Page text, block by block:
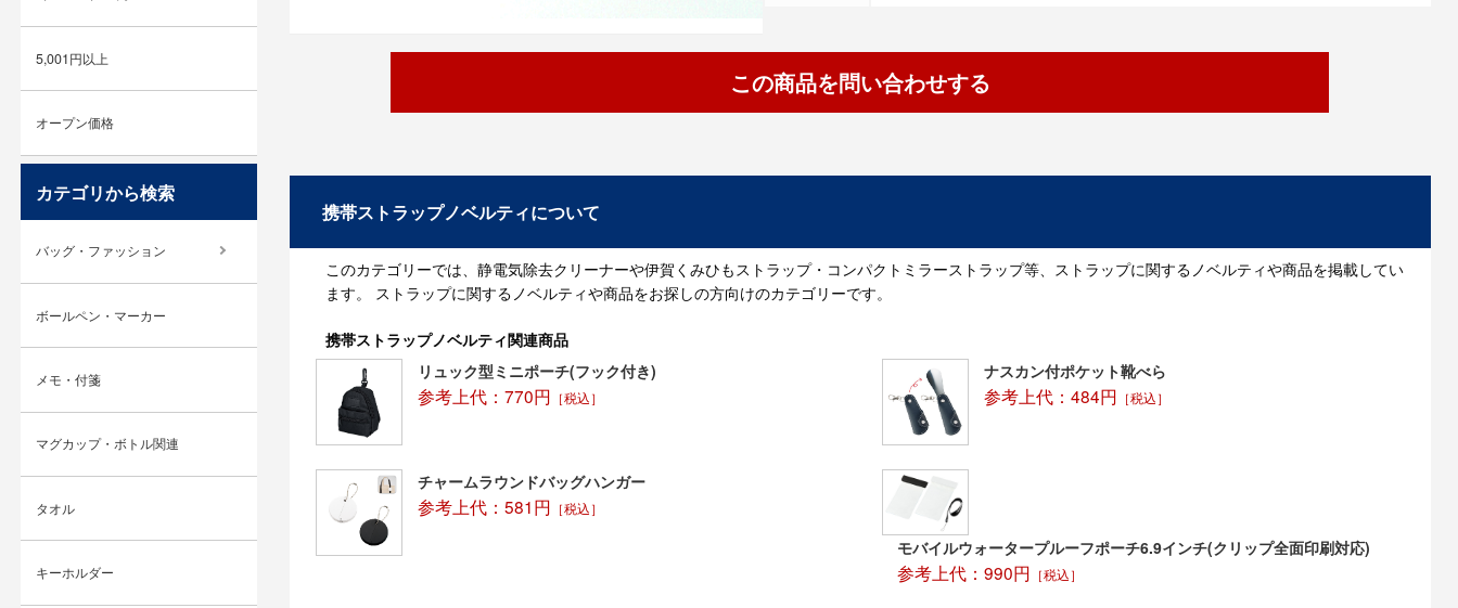
この商品を問い合わせする
携帯ストラップノベルティについて
このカテゴリーでは、静電気除去クリーナーや伊賀くみひもストラップ・コンパクトミラーストラップ等、ストラップに関するノベルティや商品を掲載してい
ます。 ストラップに関するノベルティや商品をお探しの方向けのカテゴリーです。
携帯ストラップノベルティ関連商品
リュック型ミニポーチ(フック付き)
参考上代：770円 ［税込］
ナスカン付ポケット靴べら
参考上代：484円 ［税込］
チャームラウンドバッグハンガー
参考上代：581円 ［税込］
モバイルウォータープルーフポーチ6.9インチ(クリップ全面印刷対応)
参考上代：990円 ［税込］
5,001円以上
オープン価格
カテゴリから検索
バッグ・ファッション
ボールペン・マーカー
メモ・付箋
マグカップ・ボトル関連
タオル
キーホルダー